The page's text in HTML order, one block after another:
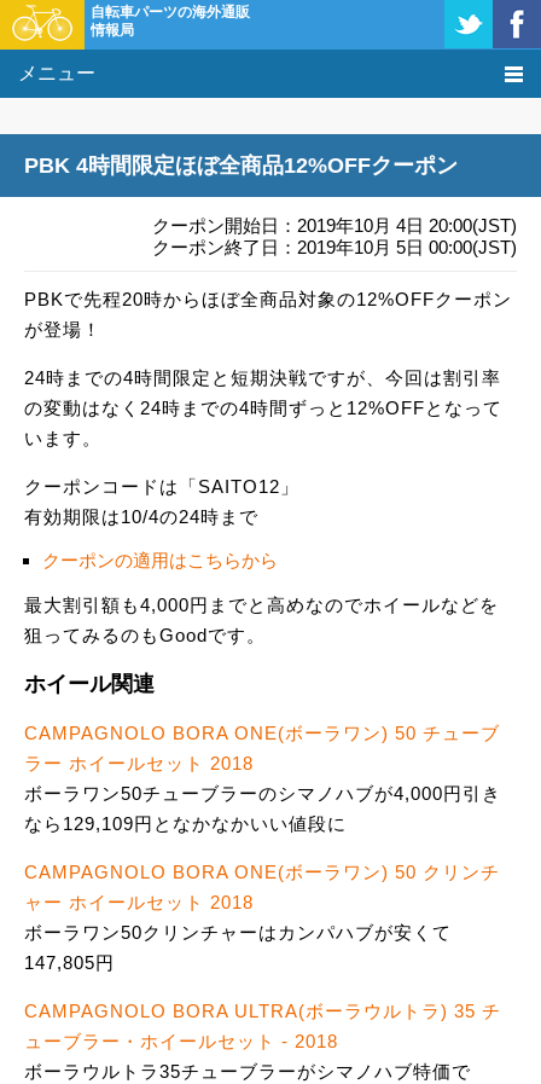
自転車パーツの海外通販
情報局
メニュー
基礎知識
購入方法
激安情報
PBK 4時間限定ほぼ全商品12%OFFクーポン
クーポン開始日：2019年10月 4日 20:00(JST)
クーポン終了日：2019年10月 5日 00:00(JST)
PBKで先程20時からほぼ全商品対象の12%OFFクーポン
が登場！
24時までの4時間限定と短期決戦ですが、今回は割引率
の変動はなく24時までの4時間ずっと12%OFFとなって
います。
クーポンコードは「SAITO12」
有効期限は10/4の24時まで
クーポンの適用はこちらから
最大割引額も4,000円までと高めなのでホイールなどを
狙ってみるのもGoodです。
ホイール関連
CAMPAGNOLO BORA ONE(ボーラワン) 50 チューブ
ラー ホイールセット 2018
ボーラワン50チューブラーのシマノハブが4,000円引き
なら129,109円となかなかいい値段に
CAMPAGNOLO BORA ONE(ボーラワン) 50 クリンチ
ャー ホイールセット 2018
ボーラワン50クリンチャーはカンパハブが安くて
147,805円
CAMPAGNOLO BORA ULTRA(ボーラウルトラ) 35 チ
ューブラー・ホイールセット - 2018
ボーラウルトラ35チューブラーがシマノハブ特価で